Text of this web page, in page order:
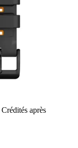
Crédités après